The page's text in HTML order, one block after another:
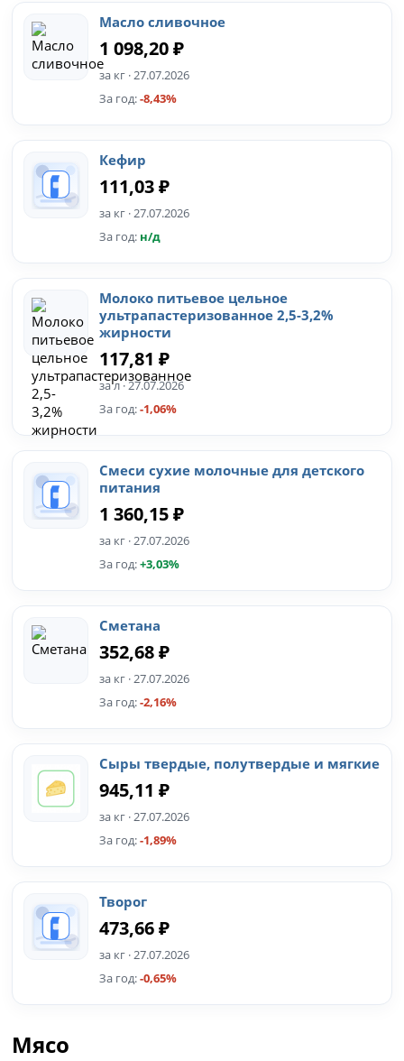
Масло сливочное
1 098,20 ₽
за кг · 27.07.2026
За год:-8,43%
Кефир
111,03 ₽
за кг · 27.07.2026
За год: н/д
Молоко питьевое цельное
ультрапастеризованное 2,5-3,2%
жирности
117,81 ₽
за л · 27.07.2026
За год:-1,06%
Смеси сухие молочные для детского
питания
1 360,15 ₽
за кг · 27.07.2026
За год:+3,03%
Сметана
352,68 ₽
за кг · 27.07.2026
За год:-2,16%
Сыры твердые, полутвердые и мягкие
945,11 ₽
за кг · 27.07.2026
За год:-1,89%
Творог
473,66 ₽
за кг · 27.07.2026
За год:-0,65%
Мясо